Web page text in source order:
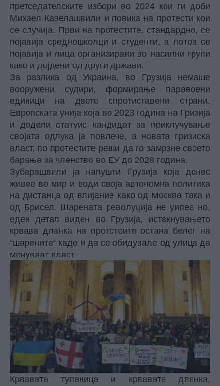
претседателските избори во 2024 кои ги доби
Михаел Кавелашвили и повика на протести кои
се случија. Први на протестите, стандардно, се
појавија средношколци и студенти, а потоа се
појавија и лица организирани во насилни групи
како и дојдени од други држави.
За разлика од Украина, во Грузија немаше
вооружени судири, формирање паравоени
единици на двете спротиставени страни.
Европската унија која во 2023 година на Гризија
и додели статуис кандидат за приклучување
својата одлука ја повлече, а новата гризиска
власт, по протестите реши да го замрзне своето
барање за членство во ЕУ до 2028 година.
Зубарашвили ја напушти Грузија која денес
живее во мир и води своја автономна политика
на дистанца од влијание како од Москва така и
од Брисел. Шарената револуција не уипеа но,
еден детал виден во Грузија, истакнувањето
крвава дланка на протстеите остана белег на
“шарените“ каде и да се обидувале од улица да
менуваат власт.
Крвавата тупаница и крвавата дланка,